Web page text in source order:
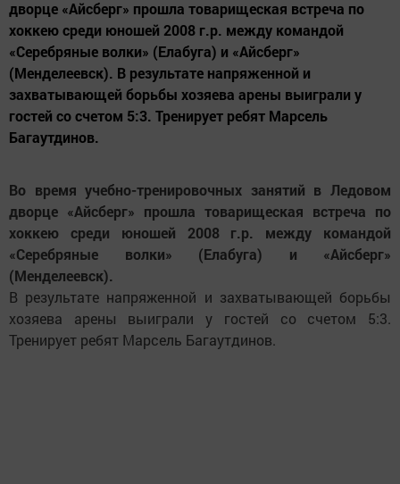
дворце «Айсберг» прошла товарищеская встреча по
хоккею среди юношей 2008 г.р. между командой
«Серебряные волки» (Елабуга) и «Айсберг»
(Менделеевск). В результате напряженной и
захватывающей борьбы хозяева арены выиграли у
гостей со счетом 5:3. Тренирует ребят Марсель
Багаутдинов.
Во время учебно-тренировочных занятий в Ледовом
дворце «Айсберг» прошла товарищеская встреча по
хоккею среди юношей 2008 г.р. между командой
«Серебряные волки» (Елабуга) и «Айсберг»
(Менделеевск).
В результате напряженной и захватывающей борьбы
хозяева арены выиграли у гостей со счетом 5:3.
Тренирует ребят Марсель Багаутдинов.